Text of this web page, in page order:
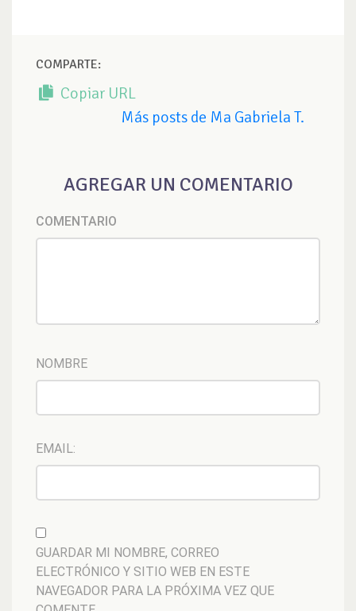
COMPARTE:
Copiar URL
Más posts de Ma Gabriela T.
AGREGAR UN COMENTARIO
COMENTARIO
NOMBRE
EMAIL:
GUARDAR MI NOMBRE, CORREO
ELECTRÓNICO Y SITIO WEB EN ESTE
NAVEGADOR PARA LA PRÓXIMA VEZ QUE